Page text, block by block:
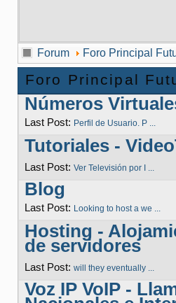
Forum Foro Principal
Foro Principal
Números
Last Post: Perfil de Usuario. P ...
Tutoriales -
Last Post: Ver Televisión por I ...
Blog
Last Post: Looking to host a we ...
Hosting -
de servidores
Last Post: will they eventually ...
Voz IP VoIP -